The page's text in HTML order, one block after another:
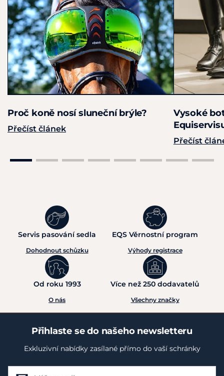
Proč koně nosí sluneční brýle?
Přečíst článek
Vysoké
Přečíst
Servis pasování sedla
Dohodnout schůzku
EQS Věrnostní program
Výhody registrace
Od roku 1993
O nás
Více než 250 dodavatelů
Všechny značky
Přihlaste se do našeho newsletteru
Exkluzivní nabídky zasílané přímo do vaší schránky